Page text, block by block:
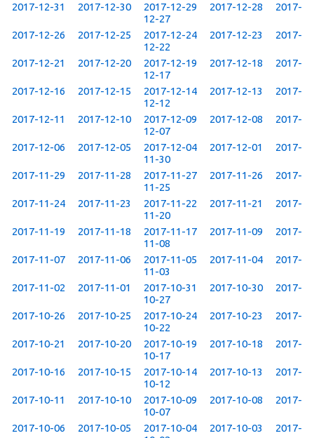
2017-12-31
2017-12-30 2017-12-29 2017-12-28
2017-
12-27
2017-12-26
2017-12-25 2017-12-24 2017-12-23
2017-
12-22
2017-12-21
2017-12-20 2017-12-19 2017-12-18
2017-
12-17
2017-12-16
2017-12-15 2017-12-14 2017-12-13
2017-
12-12
2017-12-11
2017-12-10 2017-12-09 2017-12-08
2017-
12-07
2017-12-06
2017-12-05 2017-12-04 2017-12-01
2017-
11-30
2017-11-29
2017-11-28 2017-11-27 2017-11-26
2017-
11-25
2017-11-24
2017-11-23 2017-11-22 2017-11-21
2017-
11-20
2017-11-19
2017-11-18 2017-11-17 2017-11-09
2017-
11-08
2017-11-07
2017-11-06 2017-11-05 2017-11-04
2017-
11-03
2017-11-02
2017-11-01 2017-10-31 2017-10-30
2017-
10-27
2017-10-26
2017-10-25 2017-10-24 2017-10-23
2017-
10-22
2017-10-21
2017-10-20 2017-10-19 2017-10-18
2017-
10-17
2017-10-16
2017-10-15 2017-10-14 2017-10-13
2017-
10-12
2017-10-11
2017-10-10 2017-10-09 2017-10-08
2017-
10-07
2017-10-06
2017-10-05 2017-10-04 2017-10-03
2017-